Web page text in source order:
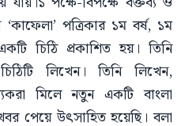
পত্রিকার ১ম বর্ষ, ১ম
চিঠি প্রকাশিত হয়। তিনি
লিখেন। তিনি লিখেন,
মিলে নতুন একটি বাংলা
পেয়ে উৎসাহিত হয়েছি। বলা